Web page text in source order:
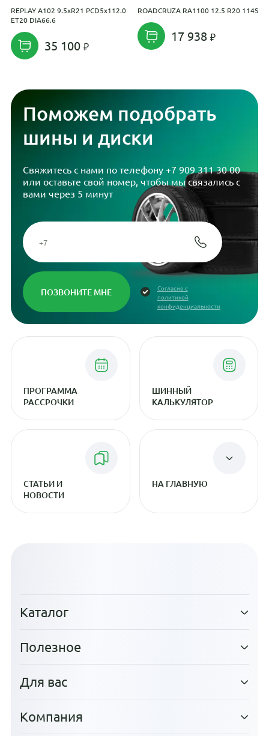
REPLAY A102 9.5xR21 PCD5x112.0
ET20 DIA66.6
35 100
ROADCRUZA RA1100 12.5 R20 114S
17 938
Поможем подобрать
шины и диски
Свяжитесь с нами по телефону +7 909 311 30 00
или оставьте свой номер, чтобы мы связались с
вами через 5 минут
Согласие с
политикой
конфиденциальности
ПРОГРАММА
РАССРОЧКИ
ШИННЫЙ
КАЛЬКУЛЯТОР
СТАТЬИ И
НОВОСТИ
НА ГЛАВНУЮ
Каталог
Полезное
Для вас
Компания